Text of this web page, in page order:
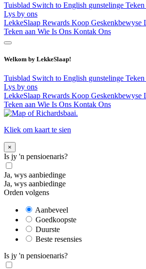
Tuisblad Switch to English gunstelinge Teken
Lys by ons
LekkeSlaap Rewards Koop Geskenkbewyse
Teken aan Wie Is Ons Kontak Ons
Welkom by LekkeSlaap!
Tuisblad Switch to English gunstelinge Teken
Lys by ons
LekkeSlaap Rewards Koop Geskenkbewyse
Teken aan Wie Is Ons Kontak Ons
Kliek om kaart te sien
×
Is jy 'n pensioenaris?
Ja, wys aanbiedinge
Ja, wys aanbiedinge
Orden volgens
Aanbeveel
Goedkoopste
Duurste
Beste resensies
Is jy 'n pensioenaris?